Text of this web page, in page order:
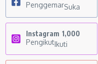
PenggemarSuka
Instagram 1,000
PengikutIkuti